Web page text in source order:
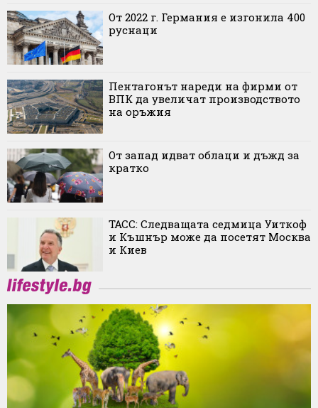
От 2022 г. Германия е изгонила 400
руснаци
Пентагонът нареди на фирми от
ВПК да увеличат производството
на оръжия
От запад идват облаци и дъжд за
кратко
ТАСС: Следващата седмица Уиткоф
и Къшнър може да посетят Москва
и Киев